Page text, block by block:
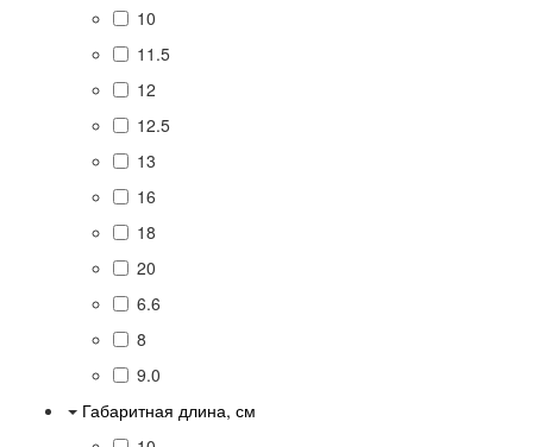
10
11.5
12
12.5
13
16
18
20
6.6
8
9.0
Габаритная длина, см